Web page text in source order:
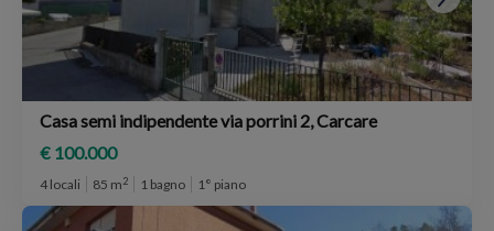
Casa semi indipendente via porrini 2, Carcare
€ 100.000
4 locali 85 m2 1 bagno 1° piano